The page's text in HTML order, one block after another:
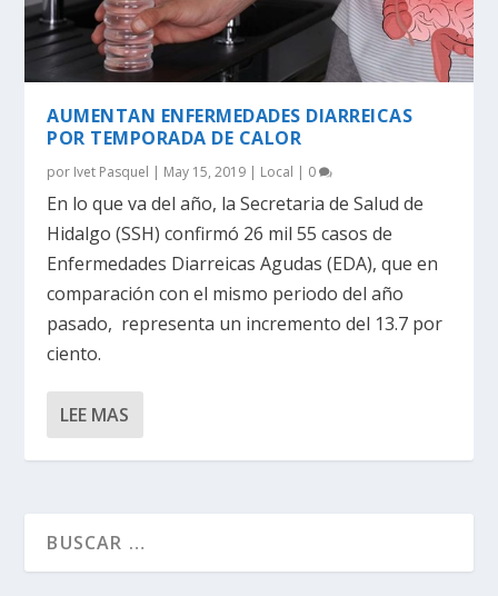
AUMENTAN ENFERMEDADES DIARREICAS
POR TEMPORADA DE CALOR
por Ivet Pasquel | May 15, 2019 | Local | 0
En lo que va del año, la Secretaria de Salud de
Hidalgo (SSH) confirmó 26 mil 55 casos de
Enfermedades Diarreicas Agudas (EDA), que en
comparación con el mismo periodo del año
pasado, representa un incremento del 13.7 por
ciento.
LEE MAS